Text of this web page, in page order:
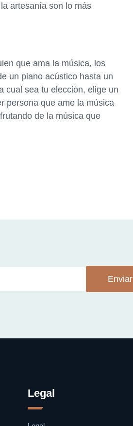
artesanía son lo más
que ama la música, los
un piano acústico hasta un
cual sea tu elección, elige un
persona que ame la música
de la música que
Enviar
Legal